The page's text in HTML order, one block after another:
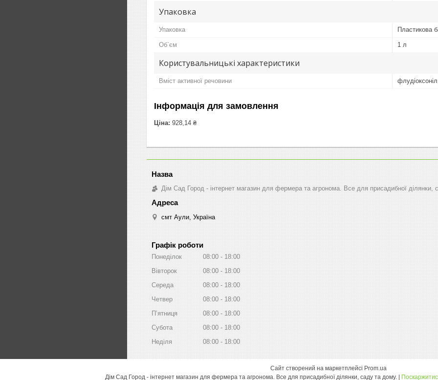
Упаковка
Упаковка Пластикова
Об`єм 1 л
Користувальницькі характеристики
Вміст активної речовини
Інформація для замовлення
Ціна: 928,14 ₴
Дім Сад Город - інтернет магазин для фермера та агронома. Все для присадибної ділянки,
смт Аули, Україна
Графік роботи
Понеділок 08:00
18:00
Вівторок
08:00
18:00
Середа
08:00
18:00
Четвер
08:00
18:00
Пʼятниця
08:00
18:00
Субота
08:00
18:00
Неділя
08:00 18:00
Сайт створений на маркетплейсі Prom.ua
Дім Сад Город - інтернет магазин для фермера та агронома. Все для присадибної ділянки, саду та дому. |